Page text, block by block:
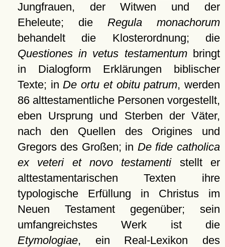
Jungfrauen, der Witwen und der
Eheleute; die Regula monachorum
behandelt die Klosterordnung; die
Questiones in vetus testamentumbringt
in Dialogform Erklärungen biblischer
Texte; inDe ortu et obitu patrum, werden
86 alttestamentliche Personen vorgestellt,
eben Ursprung und Sterben der Väter,
nach den Quellen des Origines und
Gregors des Großen; in De fide catholica
ex veteri et novo testamentistellt er
alttestamentarischen Texten ihre
typologische Erfüllung in Christus im
Neuen Testament gegenüber; sein
umfangreichstes Werk ist die
Etymologiae, ein Real-Lexikon des